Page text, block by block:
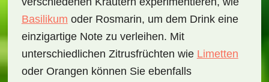
Basilikum oder Rosmarin, um dem Drink eine
einzigartige Note zu verleihen. Mit
unterschiedlichen Zitrusfrüchten wie Limetten
oder Orangen können Sie ebenfalls